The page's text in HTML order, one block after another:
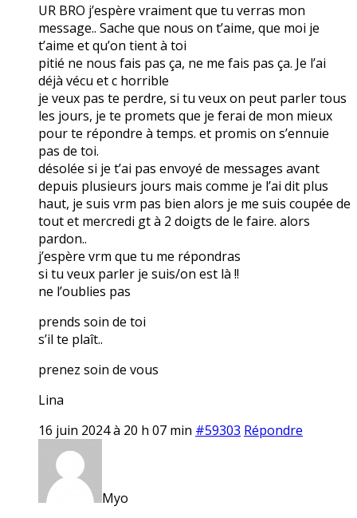
UR BRO j’espère vraiment que tu verras mon
message.. Sache que nous on t’aime, que moi je
t’aime et qu’on tient à toi
pitié ne nous fais pas ça, ne me fais pas ça. Je l’ai
déjà vécu et c horrible
je veux pas te perdre, si tu veux on peut parler tous
les jours, je te promets que je ferai de mon mieux
pour te répondre à temps. et promis on s’ennuie
pas de toi.
désolée si je t’ai pas envoyé de messages avant
depuis plusieurs jours mais comme je l’ai dit plus
haut, je suis vrm pas bien alors je me suis coupée de
tout et mercredi gt à 2 doigts de le faire. alors
pardon..
j’espère vrm que tu me répondras
si tu veux parler je suis/on est là !!
ne l’oublies pas
prends soin de toi
s’il te plaît..
prenez soin de vous
Lina
16 juin 2024 à 20 h 07 min #59303 Répondre
Myo